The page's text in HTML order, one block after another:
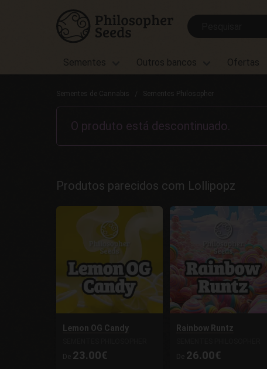
Sementes Outros bancos Ofertas
Sementes de Cannabis Sementes Philosopher
O produto está descontinuado.
Produtos parecidos com Lollipopz
Lemon OG Candy
De 23.00€
Rainbow Runtz
De 26.00€